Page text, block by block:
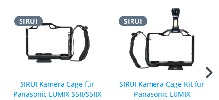
SIRUI
SIRUI Kamera Cage für
Panasonic LUMIX S5II/S5IIX
SIRUI
SIRUI Kamera Cage Kit für
Panasonic LUMIX